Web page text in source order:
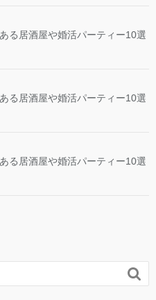
る居酒屋や婚活パーティー10選
る居酒屋や婚活パーティー10選
る居酒屋や婚活パーティー10選
